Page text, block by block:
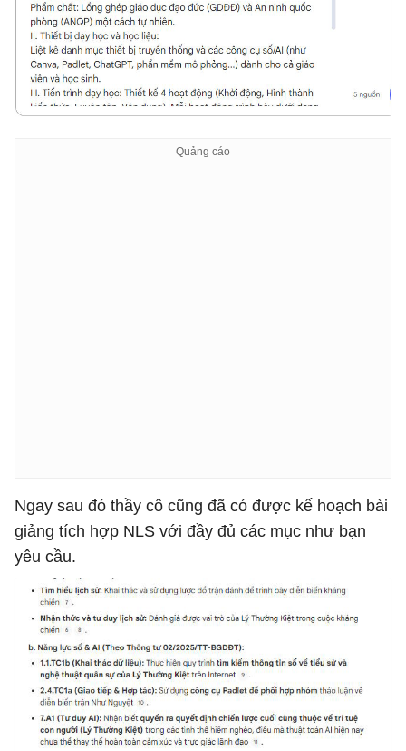
Xây dựng 01 Bảng kiểm (Rubric) đánh giá hoạt
Định dạng đầu ra: Trình bày bằng Markdown, ngôn
Ngay sau đó thầy cô cũng đã có được kế hoạch bài
giảng tích hợp NLS với đầy đủ các mục như bạn
yêu cầu.